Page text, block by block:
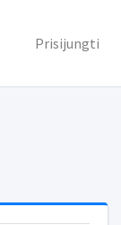
Prisijungti